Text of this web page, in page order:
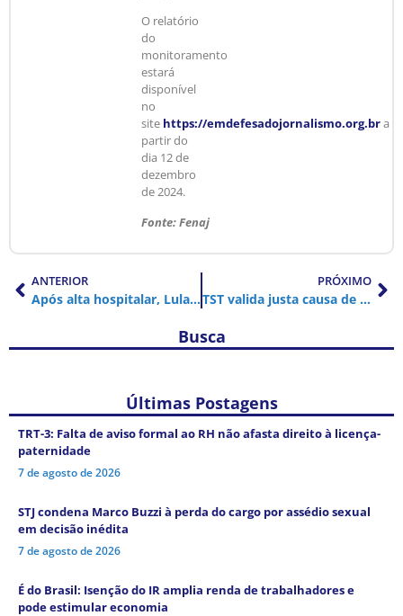
O relatório
do
monitoramento
estará
disponível
no
site https://emdefesadojornalismo.org.bra
partir do
dia 12 de
dezembro
de 2024.
Fonte: Fenaj
ANTERIOR
Após alta hospitalar, Lula diz que está tranquilo e vai se cuidar
PRÓXIMO
TST valida justa causa de empregada que fez ofensas racistas a colega
Busca
Últimas Postagens
TRT-3: Falta de aviso formal ao RH não afasta direito à licença-
paternidade
7 de agosto de 2026
STJ condena Marco Buzzi à perda do cargo por assédio sexual
em decisão inédita
7 de agosto de 2026
É do Brasil: Isenção do IR amplia renda de trabalhadores e
pode estimular economia